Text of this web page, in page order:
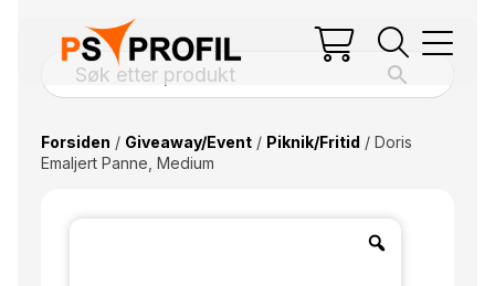
Forsiden / Giveaway/Event/ Piknik/Fritid / Doris
Emaljert Panne, Medium